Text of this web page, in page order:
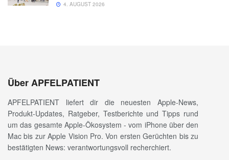
4. AUGUST 2026
Über APFELPATIENT
APFELPATIENT liefert dir die neuesten Apple-News,
Produkt-Updates, Ratgeber, Testberichte und Tipps rund
um das gesamte Apple-Ökosystem - vom iPhone über den
Mac bis zur Apple Vision Pro. Von ersten Gerüchten bis zu
bestätigten News: verantwortungsvoll recherchiert.